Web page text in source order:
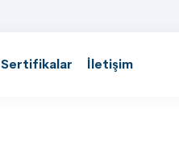
Sertifikalar İletişim